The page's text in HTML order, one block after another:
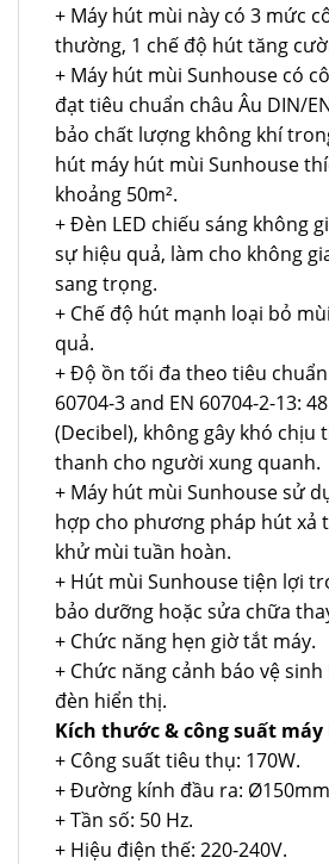
+ Máy hút mùi này có 3 mức
thường, 1 chế độ hút tăng
+ Máy hút mùi Sunhouse có
đạt tiêu chuẩn châu Âu DIN/
bảo chất lượng không khí
hút máy hút mùi Sunhouse
khoảng 50m².
+ Đèn LED chiếu sáng không
sự hiệu quả, làm cho không
sang trọng.
+ Chế độ hút mạnh loại bỏ
quả.
+ Độ ồn tối đa theo tiêu chuẩn
60704-3 and EN 60704-2-13:
(Decibel), không gây khó chịu
thanh cho người xung quanh.
+ Máy hút mùi Sunhouse sử
hợp cho phương pháp hút xả
khử mùi tuần hoàn.
+ Hút mùi Sunhouse tiện lợi
bảo dưỡng hoặc sửa chữa
+ Chức năng hẹn giờ tắt máy.
+ Chức năng cảnh báo vệ
đèn hiển thị.
Kích thước & công suất
+ Công suất tiêu thụ: 170W.
+ Đường kính đầu ra:
+ Tần số: 50 Hz.
+ Hiệu điện thế: 220-240V.